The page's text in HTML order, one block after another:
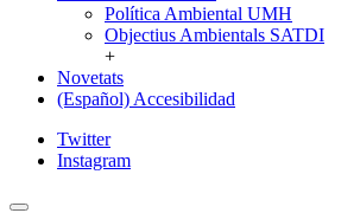
Política Ambiental UMH
Objectius Ambientals SATDI
+
Novetats
(Español) Accesibilidad
Twitter
Instagram